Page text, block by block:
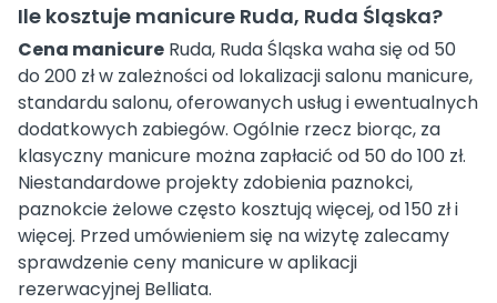
Ile kosztuje manicure Ruda, Ruda Śląska?
Cena manicure Ruda, Ruda Śląska waha się od 50
do 200 zł w zależności od lokalizacji salonu manicure,
standardu salonu, oferowanych usług i ewentualnych
dodatkowych zabiegów. Ogólnie rzecz biorąc, za
klasyczny manicure można zapłacić od 50 do 100 zł.
Niestandardowe projekty zdobienia paznokci,
paznokcie żelowe często kosztują więcej, od 150 zł i
więcej. Przed umówieniem się na wizytę zalecamy
sprawdzenie ceny manicure w aplikacji
rezerwacyjnej Belliata.